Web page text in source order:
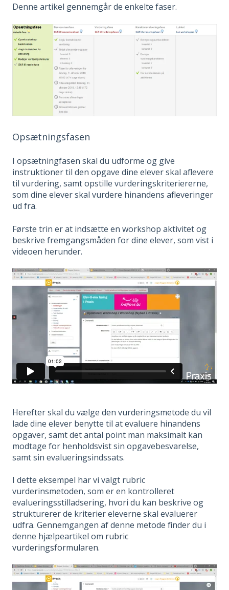
Denne artikel gennemgår de enkelte faser.
Opsætningsfasen
I opsætningfasen skal du udforme og give
instruktioner til den opgave dine elever skal aflevere
til vurdering, samt opstille vurderingskriteriererne,
som dine elever skal vurdere hinandens afleveringer
ud fra.
Første trin er at indsætte en workshop aktivitet og
beskrive fremgangsmåden for dine elever, som vist i
videoen herunder.
Herefter skal du vælge den vurderingsmetode du vil
lade dine elever benytte til at evaluere hinandens
opgaver, samt det antal point man maksimalt kan
modtage for henholdsvist sin opgavebesvarelse,
samt sin evalueringsindssats.
I dette eksempel har vi valgt rubric
vurderinsmetoden, som er en kontrolleret
evalueringsstilladsering, hvori du kan beskrive og
strukturerer de kriterier eleverne skal evaluerer
udfra. Gennemgangen af denne metode finder du i
denne hjælpeartikel om rubric
vurderingsformularen.